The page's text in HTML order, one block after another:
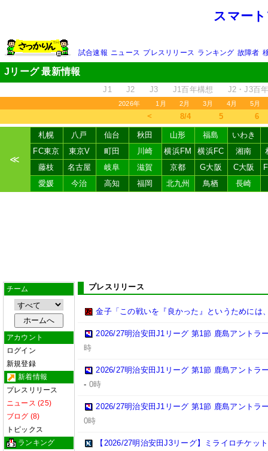
スマー
試合速報 ニュース プレスリリース ランキング 故障者
Jリーグ 最新情報
J1 J2 J3 J1百年構想 J2・J3百
2026年 1月 2月 3月 4月 5月
＜ 8/4 5 6
≪
札幌 八戸 仙台 秋田 山形 福島
いわき
FC東京
東京V 町田 川崎 横浜FM 横浜FC 湘南
藤枝
名古屋 岐阜 滋賀 京都 G大阪 C大阪
愛媛
今治 高知 福岡 北九州 鳥栖 長崎
チーム
アカウント
ログイン
新規登録
新着情報
プレスリリース
ニュース (25)
ブログ (8)
トピックス
ランキング
プレスリリース
金子「この戦いを『良かった』というためには
2026/27明治安田J1リーグ 第1節 鹿島アントラ
時
2026/27明治安田J1リーグ 第1節 鹿島アントラ
- 0時
2026/27明治安田J1リーグ 第1節 鹿島アントラ
0時
【2026/27明治安田J3リーグ】ミライロチケッ